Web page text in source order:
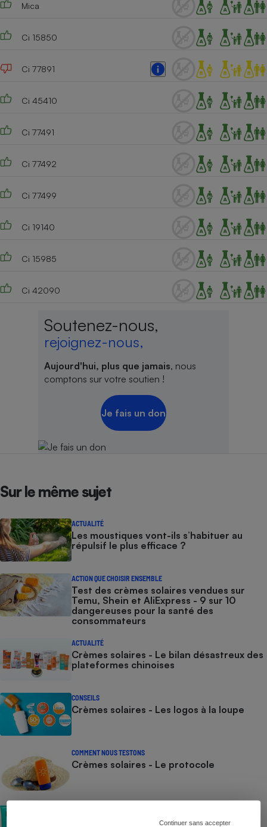
Continuer sans accepter
Mica
Ci 15850
Ci 77891
Ci 45410
Ci 77491
Ci 77492
Ci 77499
Ci 19140
Ci 15985
Ci 42090
Soutenez-nous,
rejoignez-nous,
Aujourd'hui, plus que jamais, nous
comptons sur votre soutien !
Je fais un don
Sur le même sujet
ACTUALITÉ
Les moustiques vont-ils s’habituer au
répulsif le plus efficace ?
ACTION QUE CHOISIR ENSEMBLE
Test des crèmes solaires vendues sur
Temu, Shein et AliExpress - 9 sur 10
dangereuses pour la santé des
consommateurs
ACTUALITÉ
Crèmes solaires - Le bilan désastreux des
plateformes chinoises
CONSEILS
Crèmes solaires - Les logos à la loupe
COMMENT NOUS TESTONS
Crèmes solaires - Le protocole
Crèmes solaires visage - Le protocole